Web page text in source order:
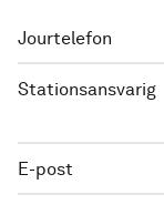
Jourtelefon
Stationsansvarig
E-post